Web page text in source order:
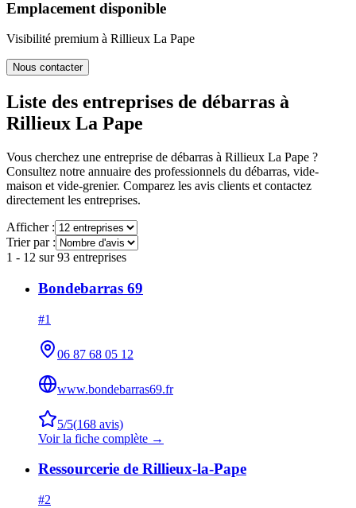
Emplacement disponible
Visibilité premium à Rillieux La Pape
Nous contacter
Liste des entreprises de débarras à
Rillieux La Pape
Vous cherchez une entreprise de débarras à Rillieux La Pape ?
Consultez notre annuaire des professionnels du débarras, vide-
maison et vide-grenier. Comparez les avis clients et contactez
directement les entreprises.
Afficher :
Trier par :
1 - 12 sur93 entreprises
Bondebarras 69
#1
06 87 68 05 12
www.bondebarras69.fr
5/5(168 avis)
Voir la fiche complète →
Ressourcerie de Rillieux-la-Pape
#2